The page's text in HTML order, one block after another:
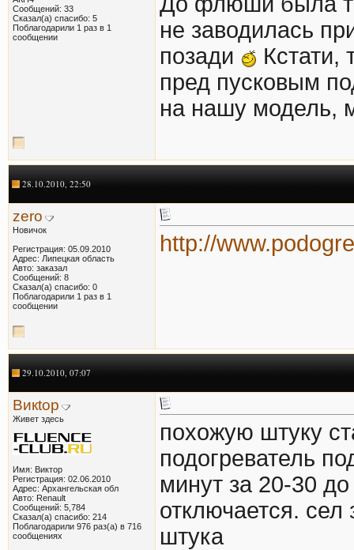
Сообщений: 33
Сказал(а) спасибо: 5
Поблагодарили 1 раз в 1
сообщении
не заводилась
позади
Кстати,
пред пусковым
на нашу модель,
28.10.2010, 22:50
zero
Новичок
Регистрация: 05.09.2010
Адрес: Липецкая область
Авто: заказал
Сообщений: 8
Сказал(а) спасибо: 0
Поблагодарили 1 раз в 1
сообщении
http://
29.10.2010, 07:07
Викtор
Живет здесь
Имя: Виктор
Регистрация: 02.06.2010
Адрес: Архангельская обл
Авто: Renault
Сообщений: 5,784
Сказал(а) спасибо: 214
Поблагодарили 976 раз(а) в 716
сообщениях
похожую штуку
подогреватель
минут за 20-30
отключается.
штука